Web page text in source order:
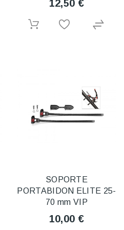
12,50 €
SOPORTE
PORTABIDON ELITE 25-
70 mm VIP
10,00 €